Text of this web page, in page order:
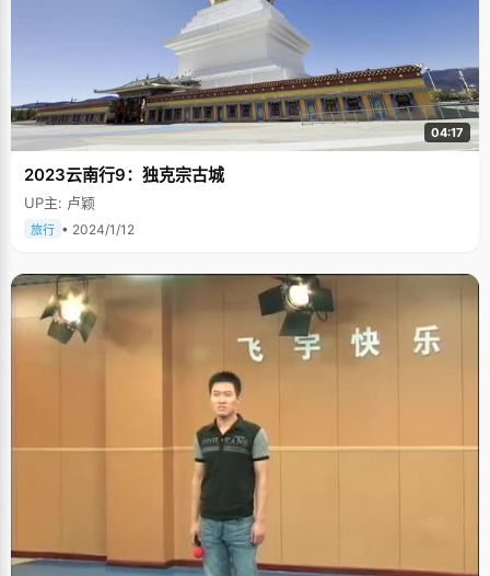
04:17
2023云南行9：独克宗古城
UP主: 卢颖
旅行 • 2024/1/12